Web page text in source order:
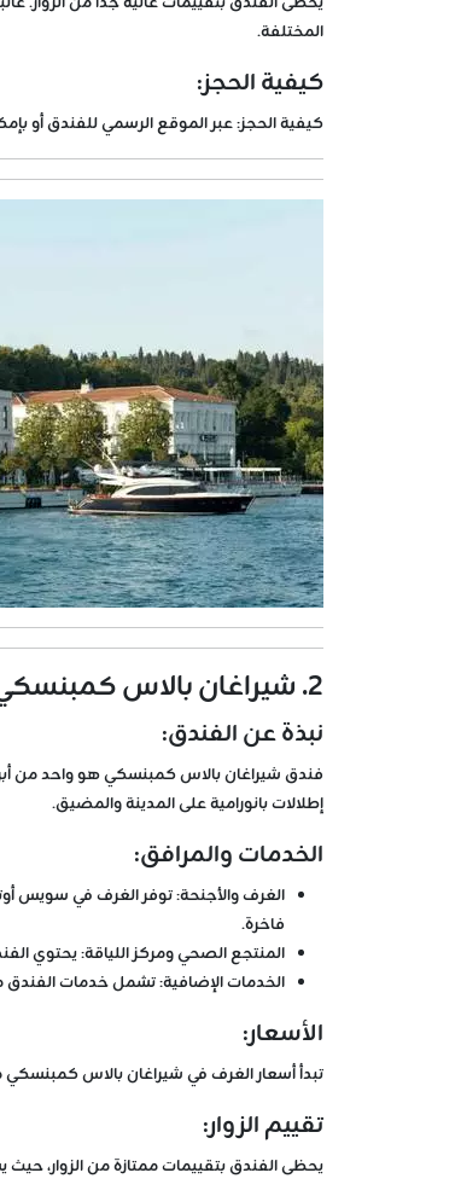
المختلفة.
كيفية الحجز:
كيفية الحجز:عبر الموقع الرسمي للفندق أو
2. شيراغان بالاس كمبنسكي ( فنادق بشكتاش خمس نجوم )
نبذة عن الفندق:
فندق شيراغان بالاس كمبنسكي هو واحد من
إطلالات بانورامية على المدينة والمضيق.
الخدمات والمرافق:
الغرف والأجنحة:توفر الغرف في سويس
فاخرة.
المنتجع الصحي ومركز اللياقة:يحتوي
الخدمات الإضافية:تشمل خدمات الفندق
الأسعار:
تبدأ أسعار الغرف في شيراغان بالاس كمبنسكي من 250 دولارًا لليلة الواحدة، وتصل إلى 900 دولار للأجنحة الفاخرة. يمكن الحصول على عروض خاصة عند الحجز المبكر أو خلال فترات
تقييم الزوار:
يحظى الفندق بتقييمات ممتازة من الزوار، حيث يشيد النزلاء